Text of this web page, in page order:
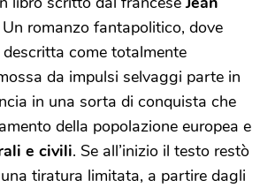
romanzo fantapolitico, dove
come totalmente
da impulsi selvaggi parte in
in una sorta di conquista che
della popolazione europea e
e civili. Se all’inizio il testo restò
tiratura limitata, a partire dagli